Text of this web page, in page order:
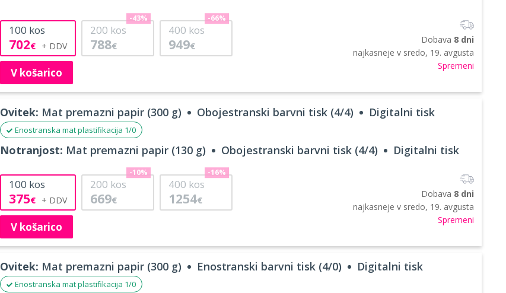
100 kos
702€
200 kos
788€
-43%
400 kos
949€
-66%
V košarico
Dobava 8 dni
najkasneje v sredo, 19. avgusta
Spremeni
Ovitek: Mat premazni papir (300 g) Obojestranski barvni tisk (4/4) Digitalni tisk
Enostranska mat plastifikacija 1/0
Notranjost: Mat premazni papir (130 g) Obojestranski barvni tisk (4/4) Digitalni tisk
100 kos
375€
200 kos
669€
-10%
400 kos
1254€
-16%
V košarico
Dobava 8 dni
najkasneje v sredo, 19. avgusta
Spremeni
Ovitek: Mat premazni papir (300 g) Enostranski barvni tisk (4/0) Digitalni tisk
Enostranska mat plastifikacija 1/0